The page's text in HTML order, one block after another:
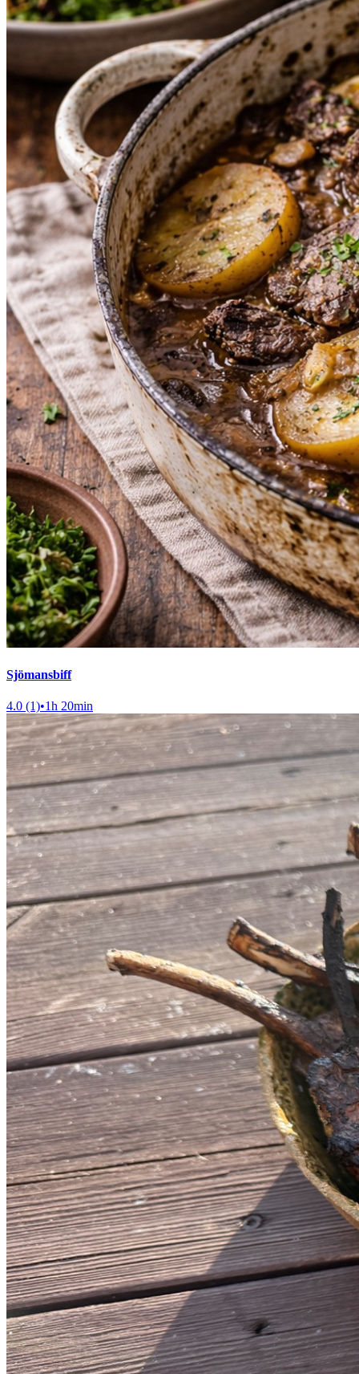
Sjömansbiff
4.0 (1)•1h 20min